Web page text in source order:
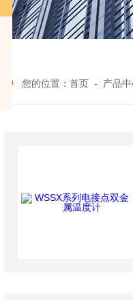
您的位置： 首页 - 产品